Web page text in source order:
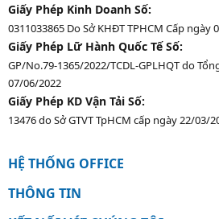
Giấy Phép Kinh Doanh Số:
0311033865 Do Sở KHĐT TPHCM Cấp ngày
Giấy Phép Lữ Hành Quốc Tế Số:
GP/No.79-1365/2022/TCDL-GPLHQT do
07/06/2022
Giấy Phép KD Vận Tải Số:
13476 do Sở GTVT TpHCM cấp ngày 22/03/
HỆ THỐNG OFFICE
THÔNG TIN